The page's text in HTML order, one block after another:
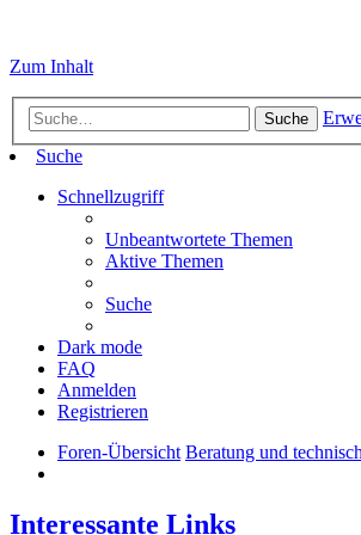
Zum Inhalt
Suche
Suche
Schnellzugriff
Unbeantwortete Themen
Aktive Themen
Suche
Dark mode
FAQ
Anmelden
Registrieren
Foren-Übersicht Beratung und
Interessante Links